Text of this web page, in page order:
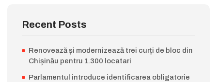
Recent Posts
Renovează și modernizează trei curți de bloc din
Chișinău pentru 1.300 locatari
Parlamentul introduce identificarea obligatorie